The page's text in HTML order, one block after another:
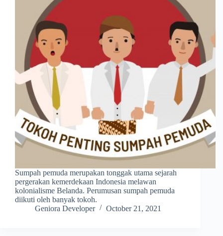
Sumpah pemuda merupakan tonggak utama sejarah
pergerakan kemerdekaan Indonesia melawan
kolonialisme Belanda. Perumusan sumpah pemuda
diikuti oleh banyak tokoh.
Geniora Developer
October 21, 2021